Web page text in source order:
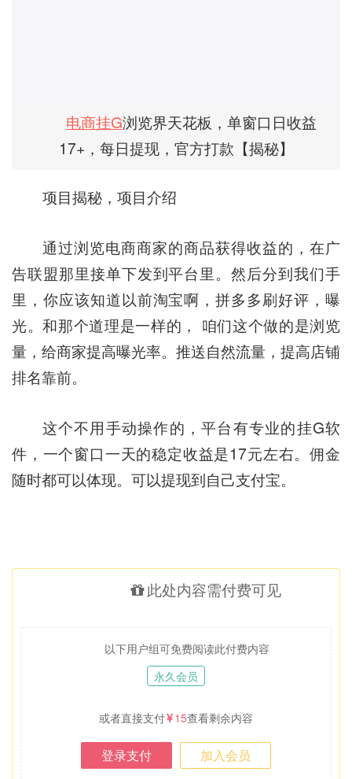
电商挂G浏览界天花板，单窗口日收益
17+，每日提现，官方打款【揭秘】
项目揭秘，项目介绍
通过浏览电商商家的商品获得收益的，在广
告联盟那里接单下发到平台里。然后分到我们手
里，你应该知道以前淘宝啊，拼多多刷好评，曝
光。和那个道理是一样的， 咱们这个做的是浏览
量，给商家提高曝光率。推送自然流量，提高店铺
排名靠前。
这个不用手动操作的，平台有专业的挂G软
件，一个窗口一天的稳定收益是17元左右。佣金
随时都可以体现。可以提现到自己支付宝。
此处内容需付费可见
以下用户组可免费阅读此付费内容
永久会员
或者直接支付 15查看剩余内容
登录支付 加入会员